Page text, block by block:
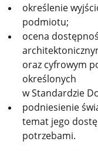
określenie
podmiotu;
ocena
oraz cyfrowym
określonych
w Standardzie
podniesienie
temat jego
potrzebami.